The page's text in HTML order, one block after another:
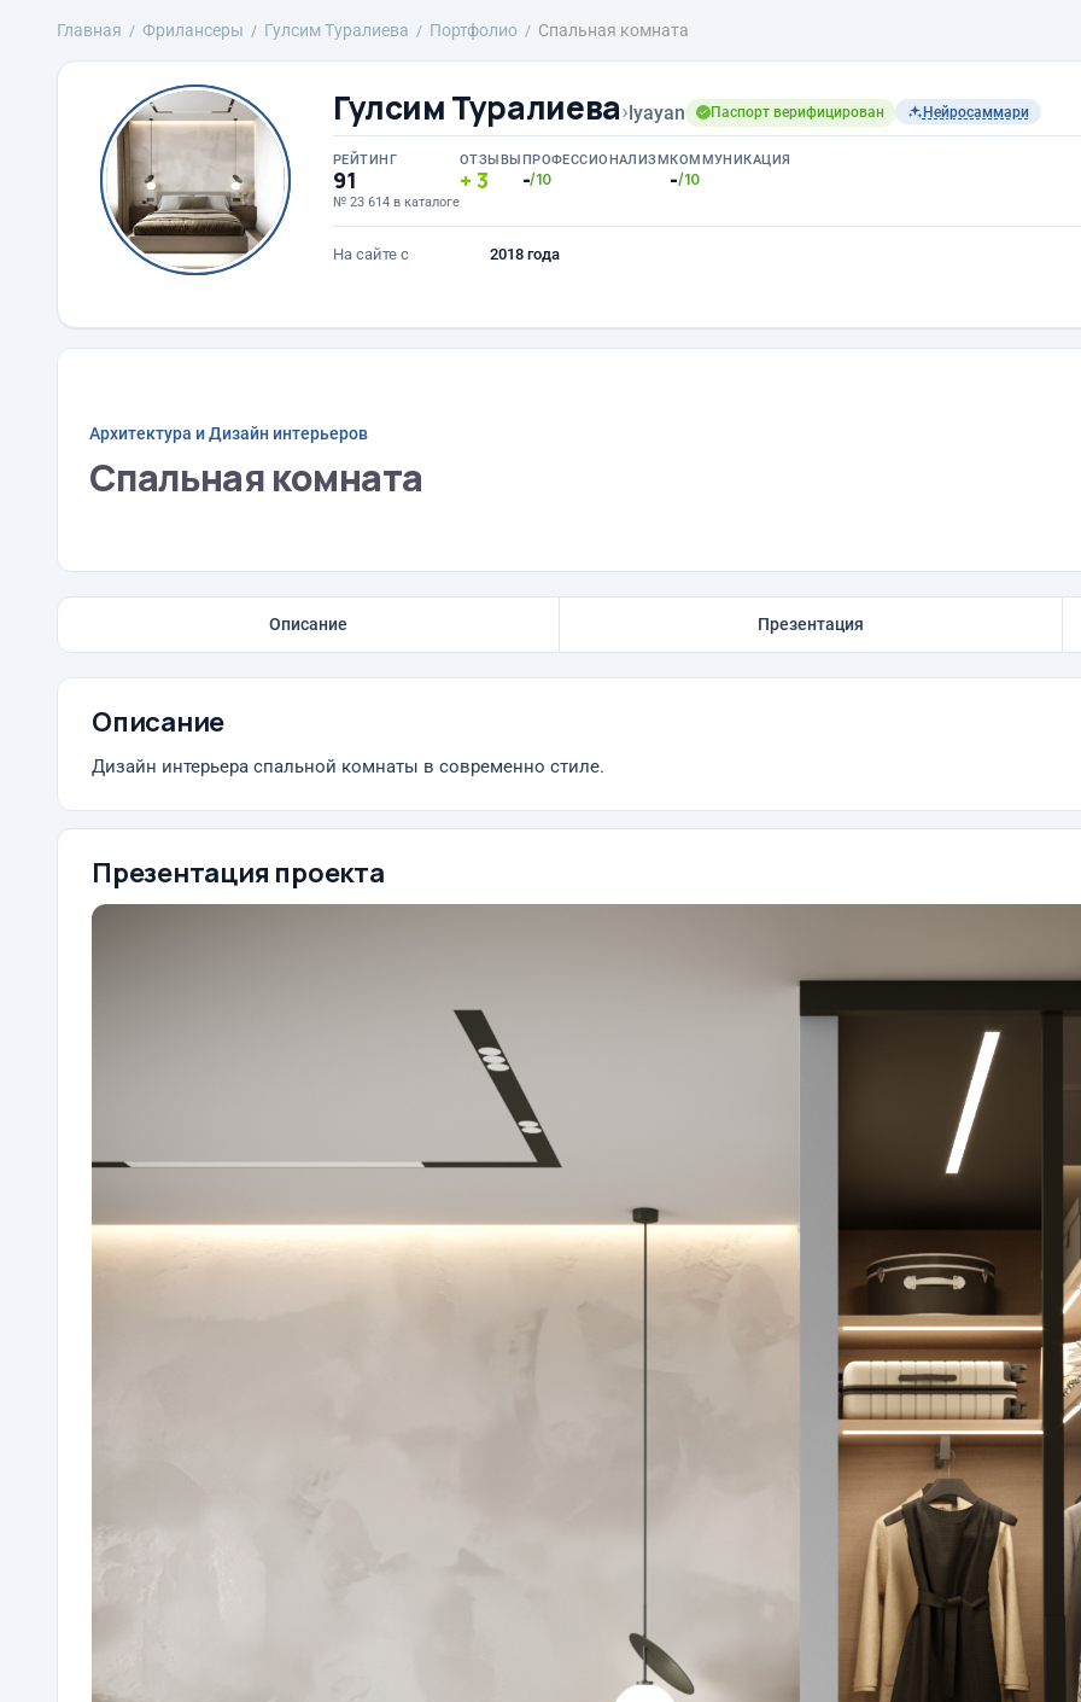
Главная Фрилансеры Гулсим Туралиева Портфолио Спальная комната
Гулсим Туралиева›lyayan Паспорт верифицирован Нейросаммари
РЕЙТИНГ
91
№ 23 614 в каталоге
ОТЗЫВЫ
3
ПРОФЕССИОНАЛИЗМ
-/10
КОММУНИКАЦИЯ
-/10
На сайте с 2018 года
Архитектура и Дизайн интерьеров
Спальная комната
Описание Презентация
Описание
Дизайн интерьера спальной комнаты в современно стиле.
Презентация проекта